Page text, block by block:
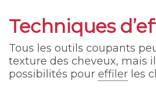
Techniques
Tous les outils coupants
texture des cheveux, mais
possibilités pour effiler les